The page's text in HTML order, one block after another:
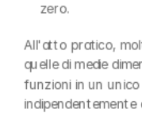
zero.
All'atto pratico,
quelle di medie
funzioni in un